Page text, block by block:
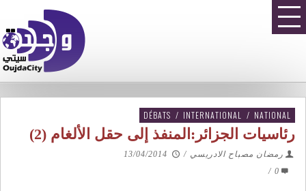
DÉBATS / INTERNATIONAL / NATIONAL
رئاسيات الجزائر:المنفذ إلى حقل الألغام (2)
رمضان مصباح الادريسي /
13/04/2014
0
/